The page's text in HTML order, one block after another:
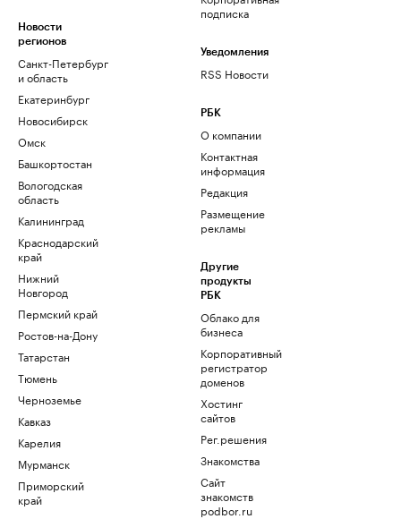
Новости
регионов
Санкт-Петербург
и область
Екатеринбург
Новосибирск
Омск
Башкортостан
Вологодская
область
Калининград
Краснодарский
край
Нижний
Новгород
Пермский край
Ростов-на-Дону
Татарстан
Тюмень
Черноземье
Кавказ
Карелия
Мурманск
Приморский
край
подписка
Уведомления
RSS Новости
РБК
О компании
Контактная
информация
Редакция
Размещение
рекламы
Другие
продукты
РБК
Облако для
бизнеса
Корпоративный
регистратор
доменов
Хостинг
сайтов
Рег.решения
Знакомства
Сайт
знакомств
podbor.ru